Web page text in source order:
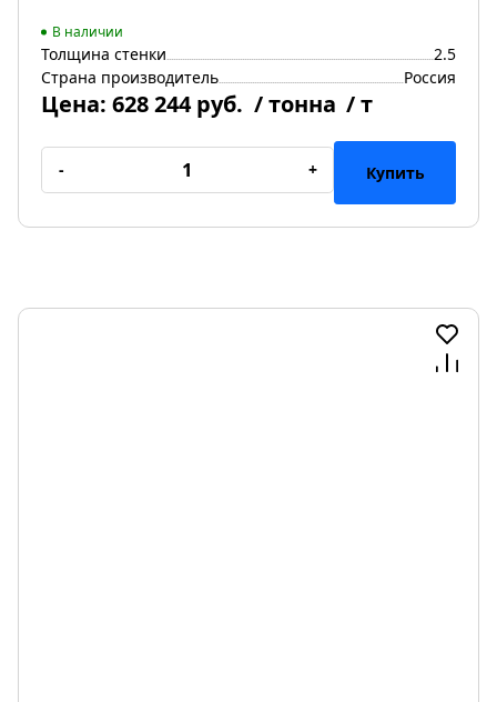
В наличии
Толщина стенки
2.5
Страна производитель
Россия
Цена: 628 244 руб. / тонна / т
- + Купить